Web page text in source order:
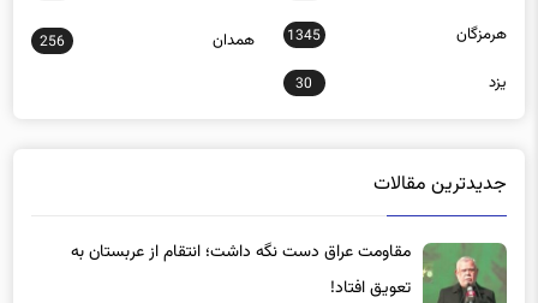
هرمزگان 1345 همدان 256
یزد 30
جدیدترین مقالات
مقاومت عراق دست نگه داشت؛ انتقام از عربستان به
تعویق افتاد!